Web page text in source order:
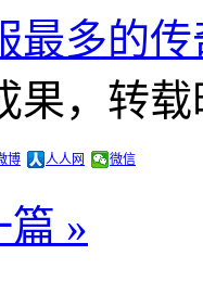
最多的
果，转
博 人人网 微信
篇 »